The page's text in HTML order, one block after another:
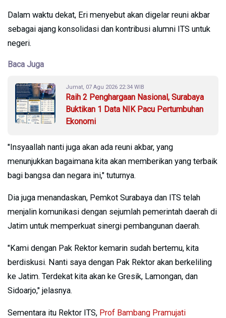
Dalam waktu dekat, Eri menyebut akan digelar reuni akbar
sebagai ajang konsolidasi dan kontribusi alumni ITS untuk
negeri.
Baca Juga
Jumat, 07 Agu 2026 22:34 WIB
Raih 2 Penghargaan Nasional, Surabaya
Buktikan 1 Data NIK Pacu Pertumbuhan
Ekonomi
"Insyaallah nanti juga akan ada reuni akbar, yang
menunjukkan bagaimana kita akan memberikan yang terbaik
bagi bangsa dan negara ini," tuturnya.
Dia juga menandaskan, Pemkot Surabaya dan ITS telah
menjalin komunikasi dengan sejumlah pemerintah daerah di
Jatim untuk memperkuat sinergi pembangunan daerah.
"Kami dengan Pak Rektor kemarin sudah bertemu, kita
berdiskusi. Nanti saya dengan Pak Rektor akan berkeliling
ke Jatim. Terdekat kita akan ke Gresik, Lamongan, dan
Sidoarjo," jelasnya.
Sementara itu Rektor ITS, Prof Bambang Pramujati